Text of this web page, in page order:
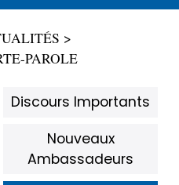
PAROLE
Discours Importants
Nouveaux
Ambassadeurs